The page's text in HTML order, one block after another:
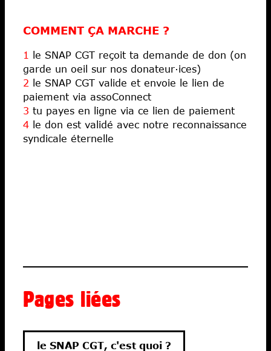
COMMENT ÇA MARCHE ?
1 le SNAP CGT reçoit ta demande de don (on
garde un oeil sur nos donateur·ices)
2 le SNAP CGT valide et envoie le lien de
paiement via assoConnect
3 tu payes en ligne via ce lien de paiement
4 le don est validé avec notre reconnaissance
syndicale éternelle
Pages liées
le SNAP CGT, c'est quoi ?